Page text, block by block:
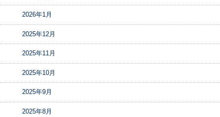
2026年1月
2025年12月
2025年11月
2025年10月
2025年9月
2025年8月